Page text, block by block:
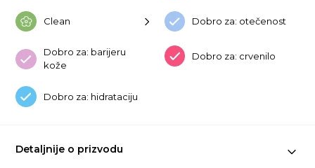
Clean Dobro za: otečenost
Dobro za: barijeru
kože
Dobro za: crvenilo
Dobro za: hidrataciju
Detaljnije o prizvodu